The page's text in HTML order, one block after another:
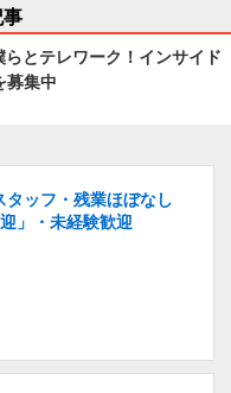
事
らとテレワーク！インサイド
募集中
ッフ・残業ほぼなし
」・未経験歓迎